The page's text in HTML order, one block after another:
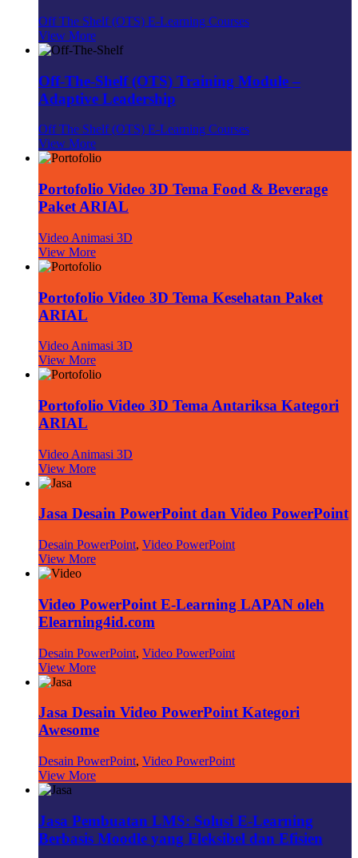
Off The Shelf (OTS) E-Learning Courses
View More
Off-The-Shelf (OTS) Training Module –
Adaptive Leadership
Off The Shelf (OTS) E-Learning Courses
View More
Portofolio Video 3D Tema Food & Beverage
Paket ARIAL
Video Animasi 3D
View More
Portofolio Video 3D Tema Kesehatan Paket
ARIAL
Video Animasi 3D
View More
Portofolio Video 3D Tema Antariksa Kategori
ARIAL
Video Animasi 3D
View More
Jasa Desain PowerPoint dan Video PowerPoint
Desain PowerPoint, Video PowerPoint
View More
Video PowerPoint E-Learning LAPAN oleh
Elearning4id.com
Desain PowerPoint, Video PowerPoint
View More
Jasa Desain Video PowerPoint Kategori
Awesome
Desain PowerPoint, Video PowerPoint
View More
Jasa Pembuatan LMS: Solusi E-Learning
Berbasis Moodle yang Fleksibel dan Efisien